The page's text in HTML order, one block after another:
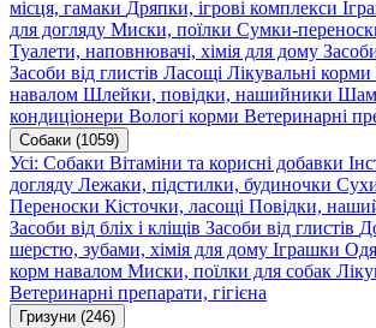
місця, гамаки Дряпки, ігрові комплекси
для догляду Миски, поїлки Сумки-
Туалети, наповнювачі, хімія для дому
Засоби від глистів Ласощі Лікувальні корми
навалом Шлейки, повідки, нашийники
кондиціонери Вологі корми Ветеринарні
Собаки (1059)
Усі: Собаки Вітаміни та корисні добавки
догляду Лежаки, підстилки, будиночки
Переноски Кісточки, ласощі Повідки,
Засоби від бліх і кліщів Засоби від глистів
шерстю, зубами, хімія для дому Іграшки
корм навалом Миски, поїлки для собак
Ветеринарні препарати, гігієна
Гризуни (246)